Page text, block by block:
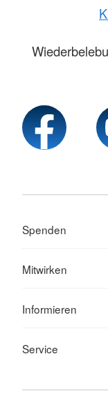
Spenden
Mitwirken
Informieren
Service